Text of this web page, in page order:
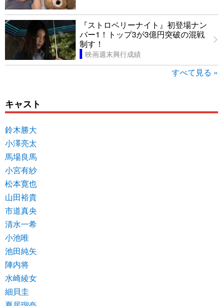
『ストロベリーナイト』初登場ナン
バー1！トップ3が3億円突破の混戦
制す！
映画週末興行成績
すべて見る »
キャスト
鈴木勝大
小澤亮太
馬場良馬
小宮有紗
松本寛也
山田裕貴
市道真央
清水一希
小池唯
池田純矢
陣内将
水崎綾女
細貝圭